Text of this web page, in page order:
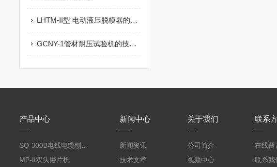
LHTM-II型 电动液压脱模器的技术参数及用途范围
GCNY-1管材耐压试验机的技术参数
产品中心
MP-II双头磨片机
新闻中心
新闻资讯
技术文章
关于我们
公司简介
视频中心
联系
在线留
联系我